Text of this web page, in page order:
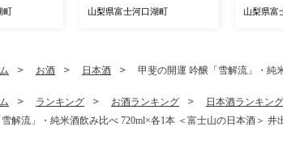
町 山梨県富士河口湖町 山梨県富
お酒 日本酒 甲斐の開運 吟醸「雪解流」・純
ランキング お酒ランキング
日本酒ランキング
解流」・純米酒飲み比べ 720ml×各1本 ＜富士山の日本酒＞ 井